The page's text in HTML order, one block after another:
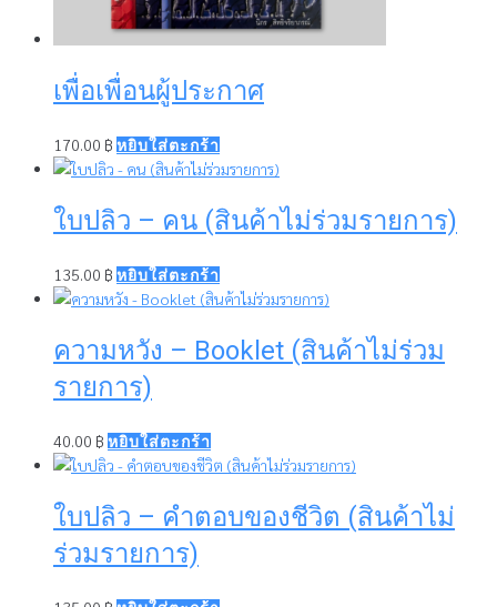
เพื่อเพื่อนผู้ประกาศ
170.00 ฿ หยิบใส่ตะกร้า
ใบปลิว – คน (สินค้าไม่ร่วมรายการ)
135.00 ฿ หยิบใส่ตะกร้า
ความหวัง – Booklet (สินค้าไม่ร่วม
รายการ)
40.00 ฿ หยิบใส่ตะกร้า
ใบปลิว – คำตอบของชีวิต (สินค้าไม่
ร่วมรายการ)